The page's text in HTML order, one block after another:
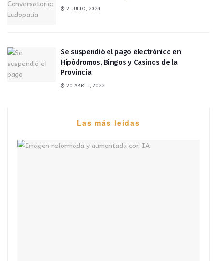
2 JULIO, 2024
Se suspendió el pago electrónico en
Hipódromos, Bingos y Casinos de la
Provincia
20 ABRIL, 2022
Las más leídas